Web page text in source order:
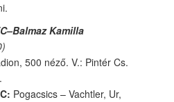
Kamilla
500 néző. V.: Pintér Cs.
Pogacsics – Vachtler, Ur,